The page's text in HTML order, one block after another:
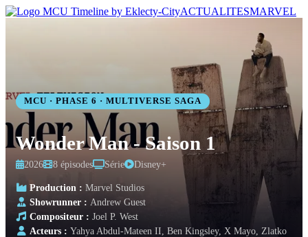
ACTUALITESMARVEL
MCU · PHASE 6 · MULTIVERSE SAGA
Wonder Man - Saison 1
2026 8 épisodes Série Disney+
Production : Marvel Studios
Showrunner : Andrew Guest
Compositeur : Joel P. West
Acteurs : Yahya Abdul-Mateen II, Ben Kingsley, X Mayo, Zlatko